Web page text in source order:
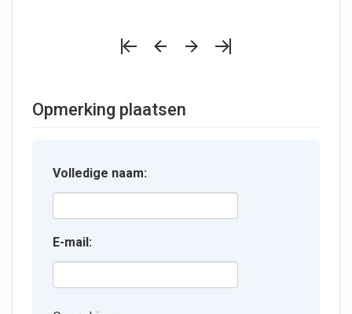
Opmerking plaatsen
Volledige naam:
E-mail: